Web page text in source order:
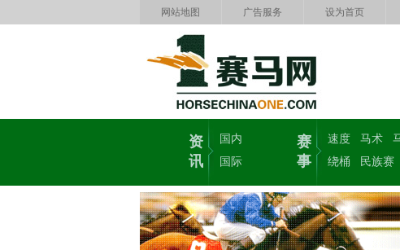
网站地图 广告服务 设为首页
资
讯
国内
国际
赛
事
速度 马术
绕桶
民族赛